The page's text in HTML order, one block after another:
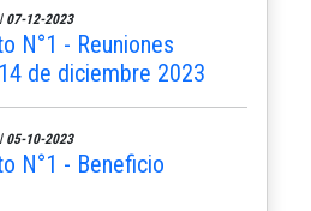
07-12-2023
N°1 - Reuniones
de diciembre 2023
05-10-2023
N°1 - Beneficio